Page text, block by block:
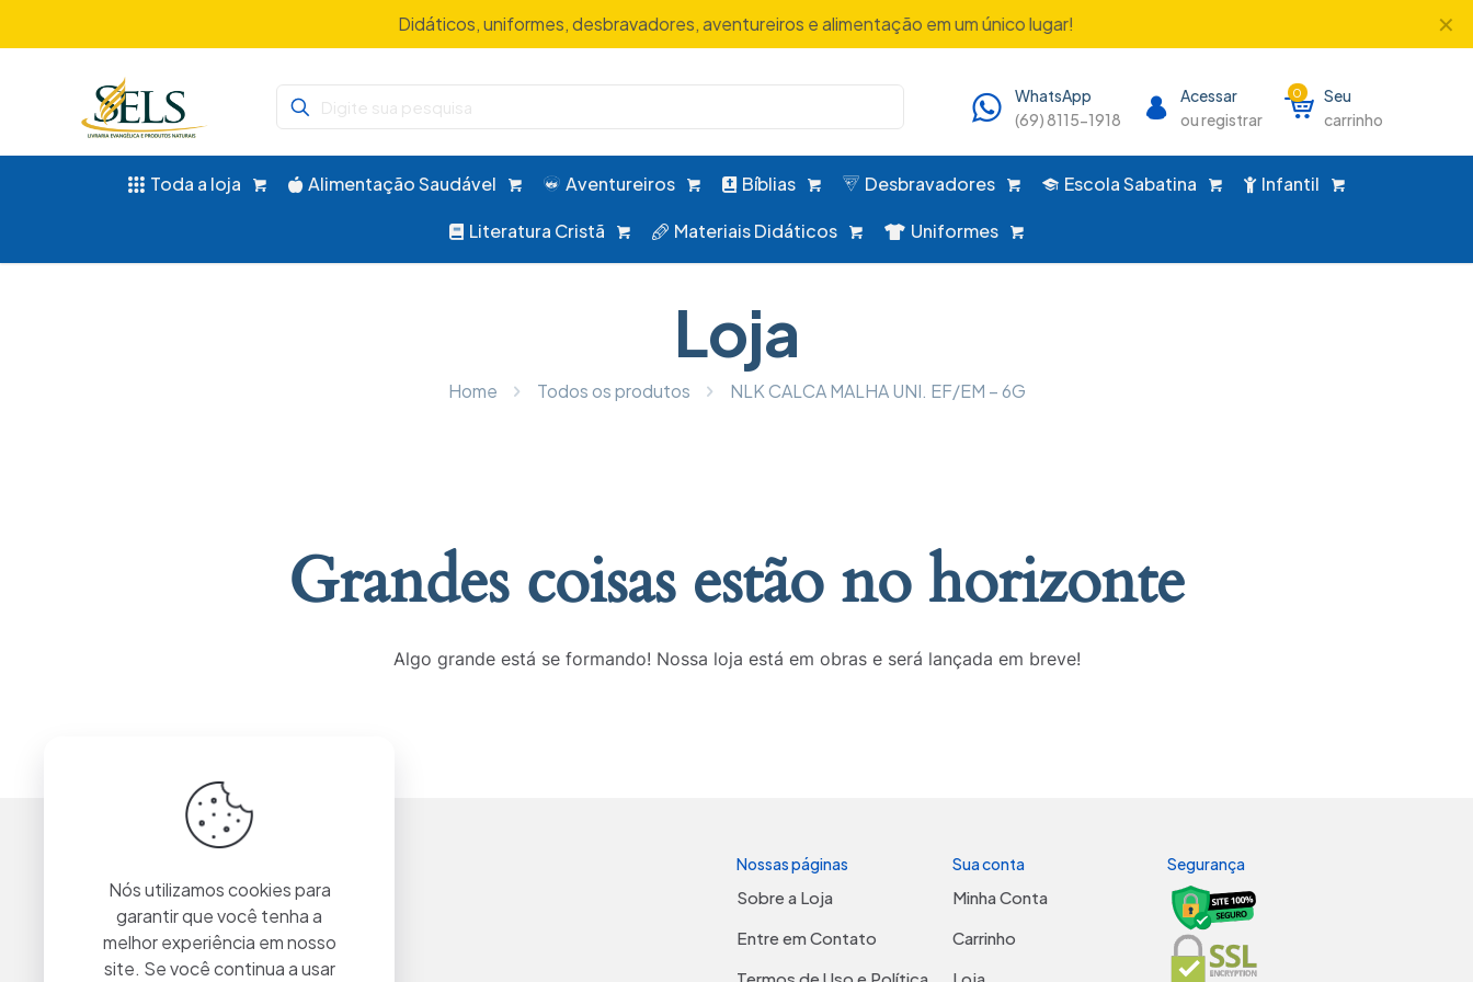
Didáticos, uniformes, desbravadores, aventureiros e alimentação em um único lugar! ✕
WhatsApp
(69) 8115-1918
Acessar
ou registrar
0
Seu
carrinho
Toda a loja Alimentação Saudável Aventureiros Bíblias Desbravadores Escola Sabatina Infantil
Literatura Cristã Materiais Didáticos Uniformes
Loja
Home Todos os produtos NLK CALCA MALHA UNI. EF/EM – 6G
Grandes coisas estão no horizonte
Algo grande está se formando! Nossa loja está em obras e será lançada em breve!
Nossas páginas
Sobre a Loja
Entre em Contato
Termos de Uso e Política
Sua conta
Minha Conta
Carrinho
Loja
Segurança
Nós utilizamos cookies para
garantir que você tenha a
melhor experiência em nosso
site. Se você continua a usar